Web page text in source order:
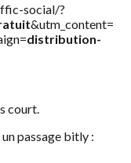
social/?
&utm_content=
distribution-
court.
passage bitly :